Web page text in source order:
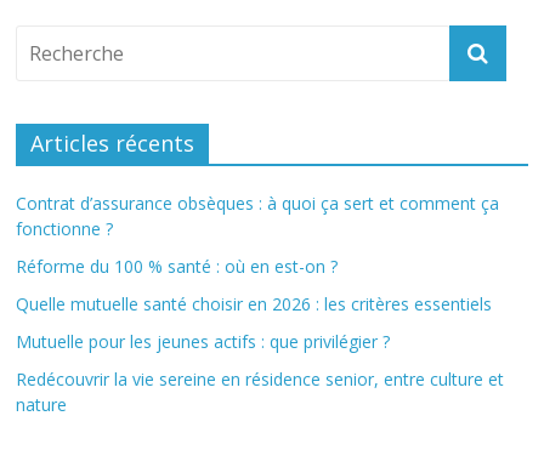
Articles récents
Contrat d’assurance obsèques : à quoi ça sert et comment ça
fonctionne ?
Réforme du 100 % santé : où en est-on ?
Quelle mutuelle santé choisir en 2026 : les critères essentiels
Mutuelle pour les jeunes actifs : que privilégier ?
Redécouvrir la vie sereine en résidence senior, entre culture et
nature